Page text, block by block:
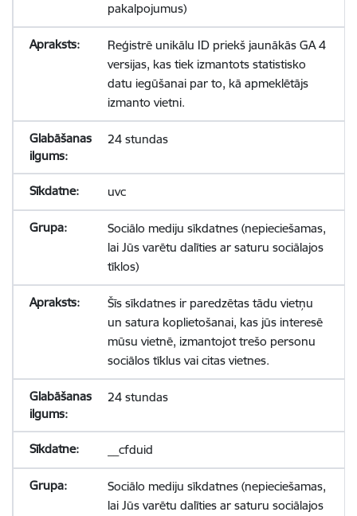
pakalpojumus)
Reģistrē unikālu ID priekš jaunākās GA 4
versijas, kas tiek izmantots statistisko
datu iegūšanai par to, kā apmeklētājs
izmanto vietni.
24 stundas
uvc
Sociālo mediju sīkdatnes (nepieciešamas,
lai Jūs varētu dalīties ar saturu sociālajos
tīklos)
Šīs sīkdatnes ir paredzētas tādu vietņu
un satura koplietošanai, kas jūs interesē
mūsu vietnē, izmantojot trešo personu
sociālos tīklus vai citas vietnes.
24 stundas
__cfduid
Sociālo mediju sīkdatnes (nepieciešamas,
lai Jūs varētu dalīties ar saturu sociālajos